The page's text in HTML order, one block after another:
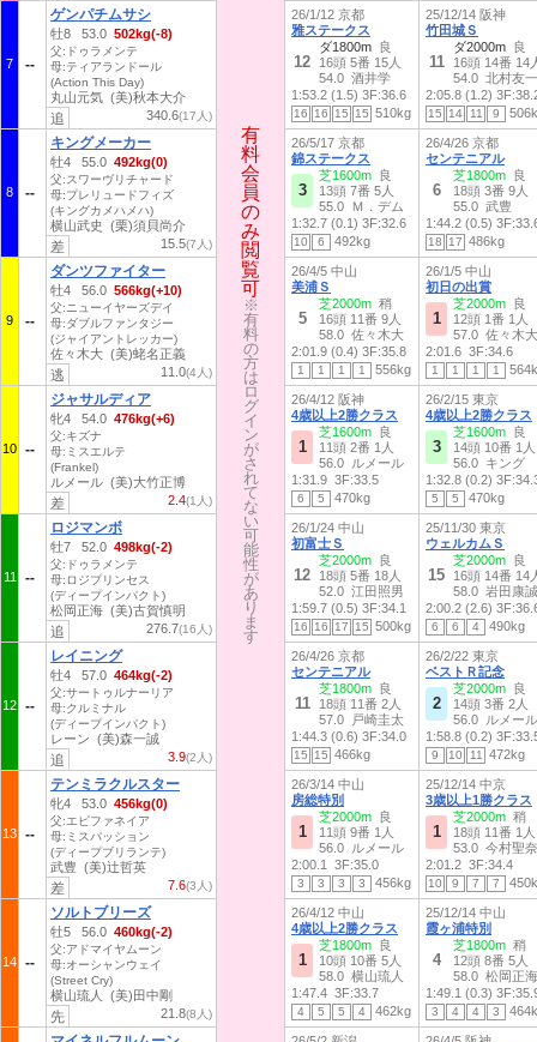
有
料
会
員
の
み
閲
覧
可
※
有
料
の
方
は
ロ
グ
イ
ン
が
さ
れ
て
な
い
可
能
性
が
あ
り
ま
す
7
ゲンパチムサシ
牡8 53.0 502kg(-8)
父:ドゥラメンテ
母:ティアランドール
(Action This Day)
丸山元気 (美)秋本大介
340.6(17人)
追
8
キングメーカー
牡4 55.0 492kg(0)
父:スワーヴリチャード
母:プレリュードフィズ
(キングカメハメハ)
横山武史 (栗)須貝尚介
15.5(7人)
差
9
ダンツファイター
牡4 56.0 566kg(+10)
父:ニューイヤーズデイ
母:ダブルファンタジー
(ジャイアントレッカー)
佐々木大 (美)蛯名正義
11.0(4人)
逃
10
ジャサルディア
牝4 54.0 476kg(+6)
父:キズナ
母:ミスエルテ
(Frankel)
ルメール (美)大竹正博
2.4(1人)
差
11
ロジマンボ
牡7 52.0 498kg(-2)
父:ドゥラメンテ
母:ロジプリンセス
(ディープインパクト)
松岡正海 (美)古賀慎明
276.7(16人)
追
12
レイニング
牡4 57.0 464kg(-2)
父:サートゥルナーリア
母:クルミナル
(ディープインパクト)
レーン (美)森一誠
3.9(2人)
追
13
テンミラクルスター
牝4 53.0 456kg(0)
父:エピファネイア
母:ミスパッション
(ディープブリランテ)
武豊 (美)辻哲英
7.6(3人)
差
14
ソルトブリーズ
牡5 56.0 460kg(-2)
父:アドマイヤムーン
母:オーシャンウェイ
(Street Cry)
横山琉人 (美)田中剛
21.8(8人)
先
有
料
会
員
の
み
閲
覧
可
※
有
料
の
方
は
ロ
グ
イ
ン
が
さ
れ
て
な
い
可
能
性
が
あ
り
ま
す
26/1/12 京都
雅ステークス
12
ダ1800m 良
16頭 5番 15人
54.0 酒井学
1:53.2 (1.5) 3F:36.6
16 16 15 15 510kg
25/12/14 阪神
竹田城Ｓ
11
ダ2000m 良
16頭 14番 14
54.0 北村友一
2:05.8 (1.2)
15 14 11 9
26/5/17 京都
錦ステークス
3
芝1600m 良
13頭 7番 5人
55.0 Ｍ．デム
1:32.7 (0.1) 3F:32.6
10 6 492kg
26/4/26 京都
センテニアル
6
芝1800m 良
18頭 3番 9人
55.0 武豊
1:44.2 (0.5)
18 17 486kg
26/4/5 中山
美浦Ｓ
5
芝2000m 稍
16頭 11番 9人
58.0 佐々木大
2:01.9 (0.4) 3F:35.8
1 1 1 1 556kg
26/1/5 中山
初日の出賞
1
芝2000m 良
12頭 1番 1人
57.0 佐々木大
2:01.6 3F:34.6
1 1 1 1
26/4/12 阪神
4歳以上2勝クラス
1
芝1600m 良
11頭 2番 1人
56.0 ルメール
1:31.9 3F:33.5
6 5 470kg
26/2/15 東京
4歳以上2勝クラス
3
芝1600m 良
14頭 10番 1人
56.0 キング
1:32.8 (0.2)
5 5 470kg
26/1/24 中山
初富士Ｓ
12
芝2000m 良
18頭 5番 18人
52.0 江田照男
1:59.7 (0.5) 3F:34.1
16 16 17 15 500kg
25/11/30 東京
ウェルカムＳ
15
芝2000m 良
16頭 14番 14
58.0 岩田康誠
2:00.2 (2.6)
6 6 4 490kg
26/4/26 京都
センテニアル
11
芝1800m 良
18頭 11番 2人
57.0 戸崎圭太
1:44.3 (0.6) 3F:34.0
15 15 466kg
26/2/22 東京
ベストＲ記念
2
芝2000m 良
14頭 3番 2人
56.0 ルメール
1:58.8 (0.2)
9 10 11 472kg
26/3/14 中山
房総特別
1
芝2000m 良
11頭 9番 1人
56.0 ルメール
2:00.1
3F:35.0
3 3 3 3 456kg
25/12/14 中京
3歳以上1勝クラス
1
芝2000m 稍
18頭 11番 1人
53.0 今村聖奈
2:01.2 3F:34.4
10 9 7 7
26/4/12 中山
4歳以上2勝クラス
1
芝1800m 良
10頭 10番 5人
58.0 横山琉人
1:47.4 3F:33.7
4 5 5 4 462kg
25/12/14 中山
霞ヶ浦特別
4
芝1800m 稍
12頭 8番 5人
58.0 松岡正海
1:49.1 (0.3)
3 4 4 3